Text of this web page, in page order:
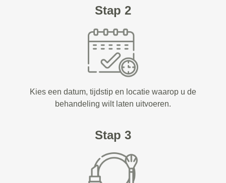
Stap 2
Kies een datum, tijdstip en locatie waarop u de
behandeling wilt laten uitvoeren.
Stap 3